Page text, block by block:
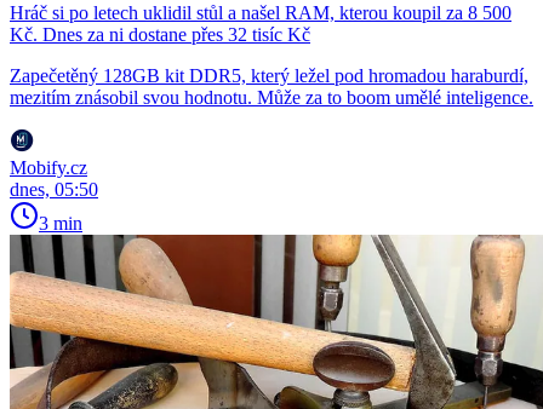
Hráč si po letech uklidil stůl a našel RAM, kterou koupil za 8 500
Kč. Dnes za ni dostane přes 32 tisíc Kč
Zapečetěný 128GB kit DDR5, který ležel pod hromadou haraburdí,
mezitím znásobil svou hodnotu. Může za to boom umělé inteligence.
Mobify.cz
dnes, 05:50
3 min